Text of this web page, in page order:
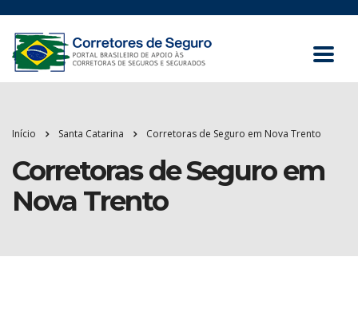
Início Santa Catarina Corretoras de Seguro em Nova Trento
Corretoras de Seguro em
Nova Trento